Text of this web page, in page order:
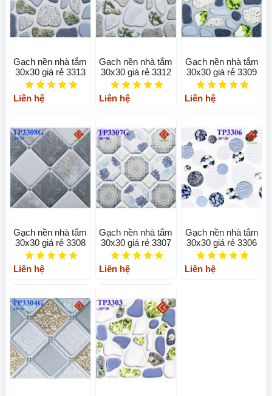
Gạch nền nhà tắm
30x30 giá rẻ 3313
Liên hệ
Gạch nền nhà tắm
30x30 giá rẻ 3312
Liên hệ
Gạch nền nhà tắm
30x30 giá rẻ 3309
Liên hệ
Gạch nền nhà tắm
30x30 giá rẻ 3308
Liên hệ
Gạch nền nhà tắm
30x30 giá rẻ 3307
Liên hệ
Gạch nền nhà tắm
30x30 giá rẻ 3306
Liên hệ